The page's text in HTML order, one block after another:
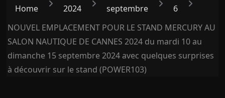
Home
2024 septembre
6
NOUVEL EMPLACEMENT POUR LE STAND MERCURY AU
SALON NAUTIQUE DE CANNES 2024 du mardi 10 au
dimanche 15 septembre 2024 avec quelques surprises
à découvrir sur le stand (POWER103)